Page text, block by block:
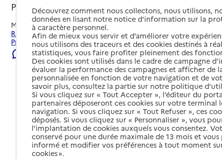
Privas, ARDECHE
Mis à jour le23/07/2026
Rechercher les établissements et services autour de
Privas.
Signaler une erreur
Découvrez comment nous collectons, nous utilisons,
données en lisant notre notice d’information sur la
à caractère personnel.
Afin de mieux vous servir et d’améliorer votre
nous utilisons des traceurs et des cookies destinés à
statistiques, vous faire profiter pleinement des
Des cookies sont utilisés dans le cadre de campagne
évaluer la performance des campagnes et afficher de
personnalisée en fonction de votre navigation et de
savoir plus, consultez la partie sur notre politique
Si vous cliquez sur « Tout Accepter », l’éditeur du
partenaires déposeront ces cookies sur votre terminal
navigation. Si vous cliquez sur « Tout Refuser », ces
déposés. Si vous cliquez sur « Personnaliser », vous
l’implantation de cookies auxquels vous consentez.
conservé pour une durée maximale de 13 mois et
informé et modifier vos préférences à tout moment
cookies ».